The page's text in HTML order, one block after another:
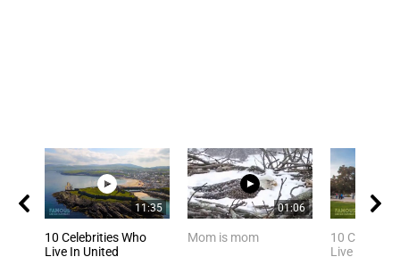
11:35
10 Celebrities Who
Live In United
01:06
Mom is mom
10
Live In Los